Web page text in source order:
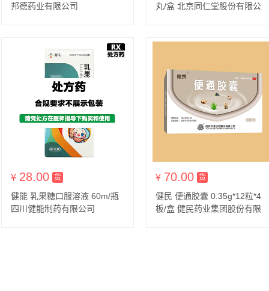
邦德药业有限公司
丸/盒 北京同仁堂股份有限公
¥ 28.00 货
健能 乳果糖口服溶液 60m/瓶
四川健能制药有限公司
¥ 70.00 货
健民 便通胶囊 0.35g*12粒*4
板/盒 健民药业集团股份有限